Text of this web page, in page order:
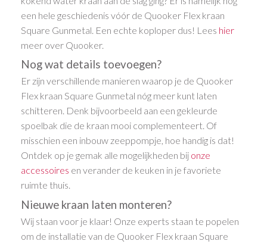
een hele geschiedenis vóór de Quooker Flex kraan
Square Gunmetal. Een echte koploper dus! Lees hier
meer over Quooker.
Nog wat details toevoegen?
Er zijn verschillende manieren waarop je de Quooker
Flex kraan Square Gunmetal nóg meer kunt laten
schitteren. Denk bijvoorbeeld aan een gekleurde
spoelbak die de kraan mooi complementeert. Of
misschien een inbouw zeeppompje, hoe handig is dat!
Ontdek op je gemak alle mogelijkheden bij onze
accessoires en verander de keuken in je favoriete
ruimte thuis.
Nieuwe kraan laten monteren?
Wij staan voor je klaar! Onze experts staan te popelen
om de installatie van de Quooker Flex kraan Square